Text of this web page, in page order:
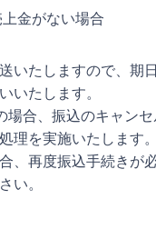
金がない場合
いたしますので、期
いたします。
場合、振込のキャンセ
理を実施いたします
、再度振込手続きが
い。